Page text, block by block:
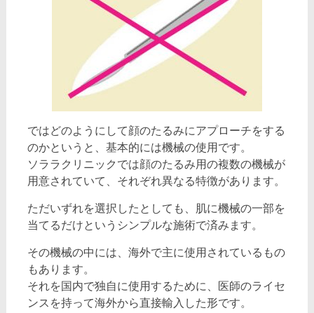
ではどのようにして顔のたるみにアプローチをする
のかというと、基本的には機械の使用です。
ソララクリニックでは顔のたるみ用の複数の機械が
用意されていて、それぞれ異なる特徴があります。
ただいずれを選択したとしても、肌に機械の一部を
当てるだけというシンプルな施術で済みます。
その機械の中には、海外で主に使用されているもの
もあります。
それを国内で独自に使用するために、医師のライセ
ンスを持って海外から直接輸入した形です。